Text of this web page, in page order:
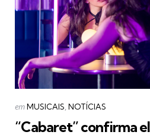
Categorias
Postado
emMUSICAIS NOTÍCIAS
“Cabaret” confirma